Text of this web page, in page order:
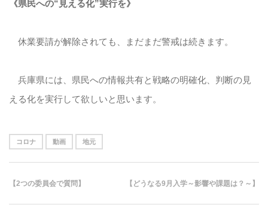
《県民への“見える化”実行を》
休業要請が解除されても、まだまだ警戒は続きます。
兵庫県には、県民への情報共有と戦略の明確化、判断の見
える化を実行して欲しいと思います。
コロナ 動画 地元
【2つの委員会で質問】 【どうなる9月入学～影響や課題は？～】